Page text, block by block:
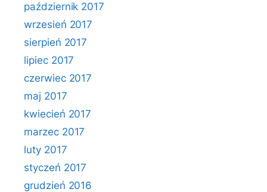
październik 2017
wrzesień 2017
sierpień 2017
lipiec 2017
czerwiec 2017
maj 2017
kwiecień 2017
marzec 2017
luty 2017
styczeń 2017
grudzień 2016